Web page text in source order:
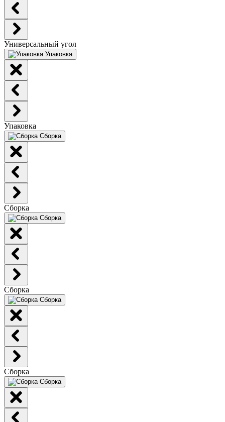
Универсальный угол
Упаковка
Упаковка
Сборка
Сборка
Сборка
Сборка
Сборка
Сборка
Сборка